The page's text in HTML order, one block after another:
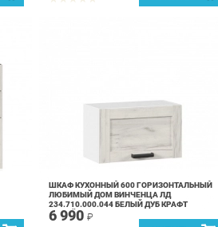
ШКАФ КУХОННЫЙ 600 ГОРИЗОНТАЛЬНЫЙ
ЛЮБИМЫЙ ДОМ ВИНЧЕНЦА ЛД
234.710.000.044 БЕЛЫЙ ДУБ КРАФТ
БЕЛЫЙ
6 990 ₽